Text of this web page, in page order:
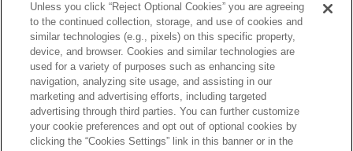
画像
About NFL
More NFL 特集
Unless you click “Reject Optional Cookies” you are agreeing
to the continued collection, storage, and use of cookies and
similar technologies (e.g., pixels) on this specific property,
device, and browser. Cookies and similar technologies are
used for a variety of purposes such as enhancing site
navigation, analyzing site usage, and assisting in our
marketing and advertising efforts, including targeted
advertising through third parties. You can further customize
your cookie preferences and opt out of optional cookies by
clicking the “Cookies Settings” link in this banner or in the